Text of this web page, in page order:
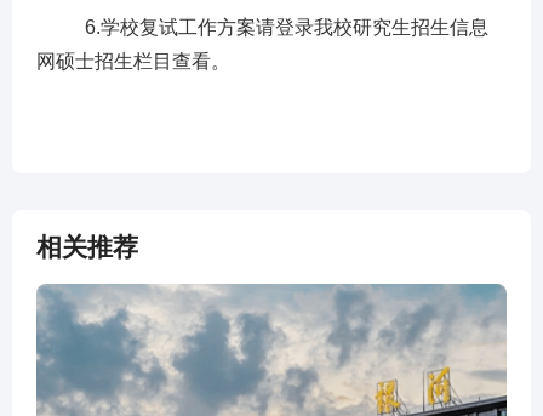
6.学校复试工作方案请登录我校研究生招生信息
网硕士招生栏目查看。
相关推荐